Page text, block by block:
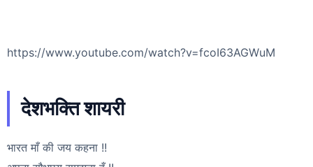
https://www.youtube.com/watch?v=fcoI63AGWuM
देशभक्ति शायरी
भारत माँ की जय कहना !!